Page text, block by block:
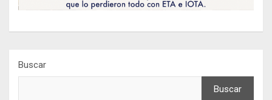
Buscar
Buscar